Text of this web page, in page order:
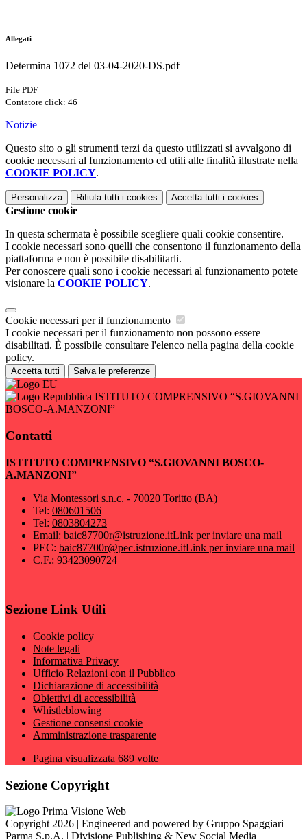
Allegati
Determina 1072 del 03-04-2020-DS.pdf
File PDF
Contatore click: 46
Notizie
Questo sito o gli strumenti terzi da questo utilizzati si avvalgono di
cookie necessari al funzionamento ed utili alle finalità illustrate nella
COOKIE POLICY.
Personalizza Rifiuta tutti i cookies Accetta tutti i cookies
Gestione cookie
In questa schermata è possibile scegliere quali cookie consentire.
I cookie necessari sono quelli che consentono il funzionamento della
piattaforma e non è possibile disabilitarli.
Per conoscere quali sono i cookie necessari al funzionamento potete
visionare la COOKIE POLICY.
Cookie necessari per il funzionamento
I cookie necessari per il funzionamento non possono essere
disabilitati. È possibile consultare l'elenco nella pagina della cookie
policy.
Accetta tutti Salva le preferenze
ISTITUTO COMPRENSIVO “S.GIOVANNI
BOSCO-A.MANZONI”
Contatti
ISTITUTO COMPRENSIVO “S.GIOVANNI BOSCO-
A.MANZONI”
Via Montessori s.n.c. - 70020 Toritto (BA)
Tel: 080601506
Tel: 0803804273
Email: baic87700r@istruzione.itLink per inviare una mail
PEC: baic87700r@pec.istruzione.itLink per inviare una mail
C.F.: 93423090724
Sezione Link Utili
Cookie policy
Note legali
Informativa Privacy
Ufficio Relazioni con il Pubblico
Dichiarazione di accessibilità
Obiettivi di accessibilità
Whistleblowing
Gestione consensi cookie
Amministrazione trasparente
Pagina visualizzata 689 volte
Sezione Copyright
Copyright 2026 | Engineered and powered by Gruppo Spaggiari
Parma S.p.A. | Divisione Publishing & New Social Media